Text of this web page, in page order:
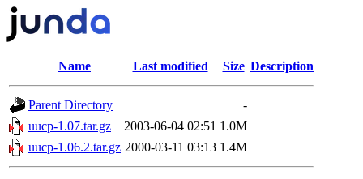
Name Last modified Size Description
Parent Directory
-
uucp-1.07.tar.gz
2003-06-04 02:51 1.0M
uucp-1.06.2.tar.gz 2000-03-11 03:13 1.4M